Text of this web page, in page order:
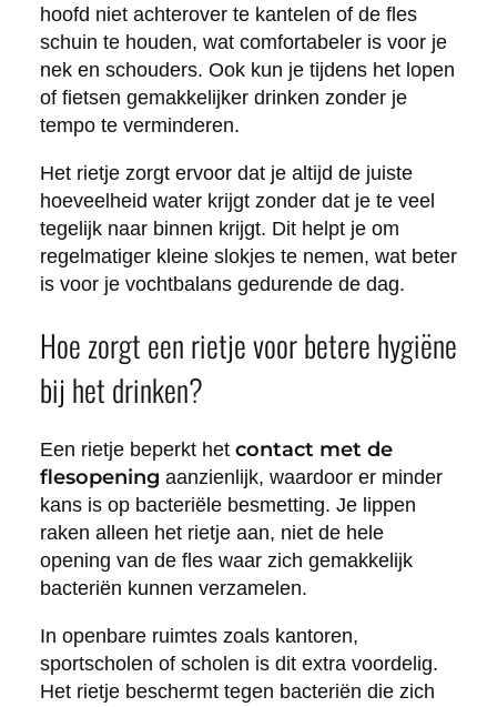
hoofd niet achterover te kantelen of de fles
schuin te houden, wat comfortabeler is voor je
nek en schouders. Ook kun je tijdens het lopen
of fietsen gemakkelijker drinken zonder je
tempo te verminderen.
Het rietje zorgt ervoor dat je altijd de juiste
hoeveelheid water krijgt zonder dat je te veel
tegelijk naar binnen krijgt. Dit helpt je om
regelmatiger kleine slokjes te nemen, wat beter
is voor je vochtbalans gedurende de dag.
Hoe zorgt een rietje voor betere hygiëne
bij het drinken?
Een rietje beperkt het contact met de
flesopening aanzienlijk, waardoor er minder
kans is op bacteriële besmetting. Je lippen
raken alleen het rietje aan, niet de hele
opening van de fles waar zich gemakkelijk
bacteriën kunnen verzamelen.
In openbare ruimtes zoals kantoren,
sportscholen of scholen is dit extra voordelig.
Het rietje beschermt tegen bacteriën die zich